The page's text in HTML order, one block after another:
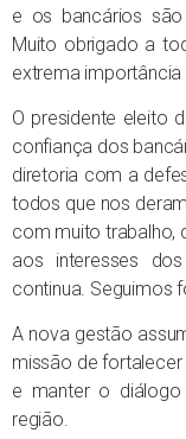
e os bancários são
Muito obrigado a
extrema importância
O presidente eleito
confiança dos
diretoria com a
todos que nos
com muito trabalho,
aos interesses
continua. Seguimos
A nova gestão
missão de
e manter o
região.